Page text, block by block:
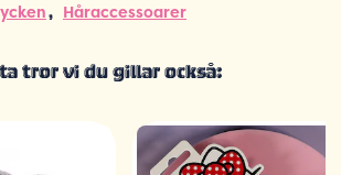
Håraccessoarer
tror vi du gillar också: